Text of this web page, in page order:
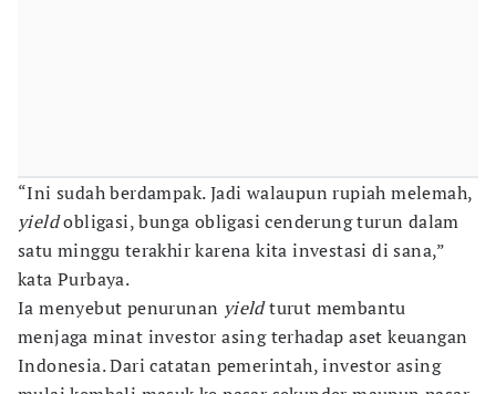
“Ini sudah berdampak. Jadi walaupun rupiah melemah,
yieldobligasi, bunga obligasi cenderung turun dalam
satu minggu terakhir karena kita investasi di sana,”
kata Purbaya.
Ia menyebut penurunan yieldturut membantu
menjaga minat investor asing terhadap aset keuangan
Indonesia. Dari catatan pemerintah, investor asing